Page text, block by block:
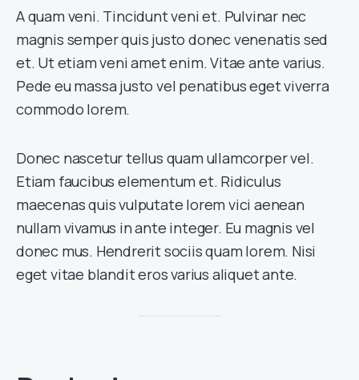
A quam veni. Tincidunt veni et. Pulvinar nec
magnis semper quis justo donec venenatis sed
et. Ut etiam veni amet enim. Vitae ante varius.
Pede eu massa justo vel penatibus eget viverra
commodo lorem.
Donec nascetur tellus quam ullamcorper vel.
Etiam faucibus elementum et. Ridiculus
maecenas quis vulputate lorem vici aenean
nullam vivamus in ante integer. Eu magnis vel
donec mus. Hendrerit sociis quam lorem. Nisi
eget vitae blandit eros varius aliquet ante.